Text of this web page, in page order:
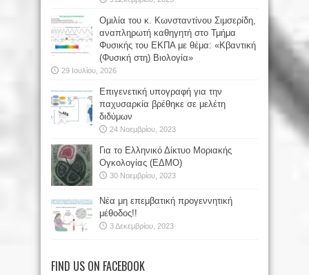
Oμιλία του κ. Κωνσταντίνου Σιμσερίδη,
αναπληρωτή καθηγητή στο Τμήμα
Φυσικής του ΕΚΠΑ με θέμα: «Κβαντική
(Φυσική στη) Βιολογία»
29 Ιουλίου, 2026
Επιγενετική υπογραφή για την
παχυσαρκία βρέθηκε σε μελέτη
διδύμων
24 Νοεμβρίου, 2023
Για το Ελληνικό Δίκτυο Μοριακής
Ογκολογίας (ΕΔΜΟ)
30 Νοεμβρίου, 2023
Νέα μη επεμβατική προγεννητική
μέθοδος!!
3 Δεκεμβρίου, 2023
FIND US ON FACEBOOK